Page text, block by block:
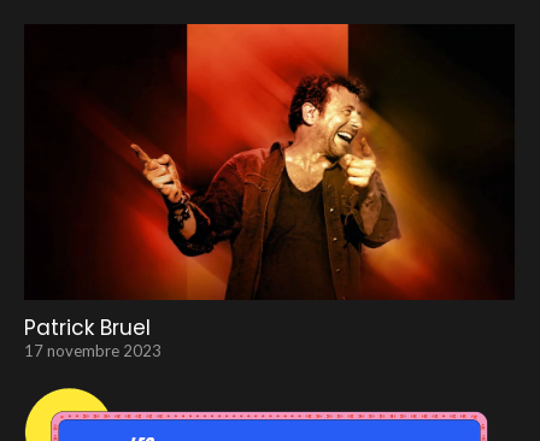
Patrick Bruel
17 novembre 2023